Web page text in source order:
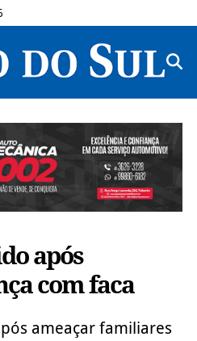
após
com faca
ameaçar familiares